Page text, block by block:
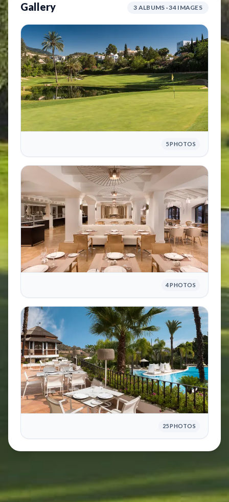
Gallery 3 ALBUMS · 34 IMAGES
5 PHOTOS
4 PHOTOS
25 PHOTOS